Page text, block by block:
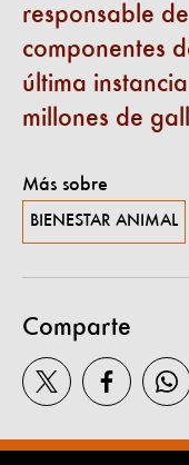
responsable
componentes
última
millones de
Más sobre
BIENESTAR ANIMAL
Comparte